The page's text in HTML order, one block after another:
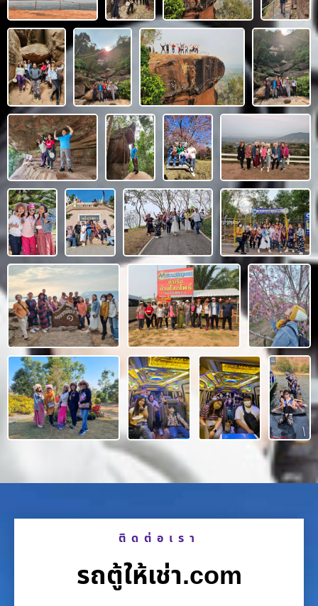
ติดต่อเรา
รถตู้ให้เช่า.com